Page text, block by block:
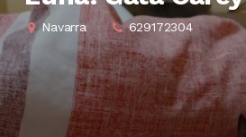
Navarra 629172304